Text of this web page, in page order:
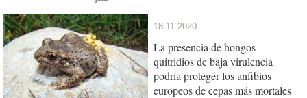
18.11.2020
La presencia de hongos
quitridios de baja virulencia
podría proteger los anfibios
europeos de cepas más mortales